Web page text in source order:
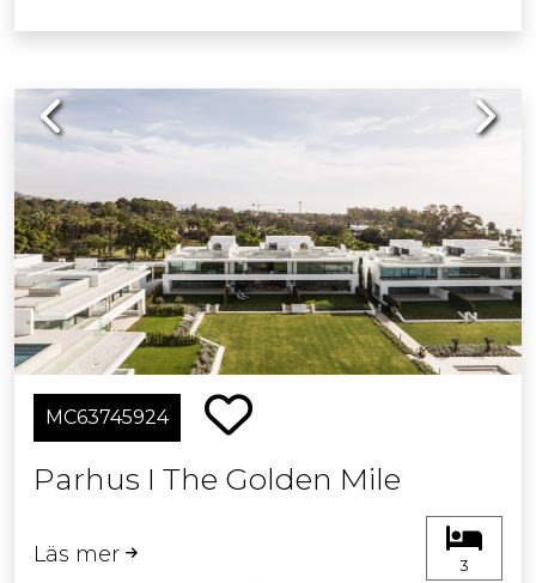
Previous Next
MC63745924
Parhus I The Golden Mile
Läs mer 3